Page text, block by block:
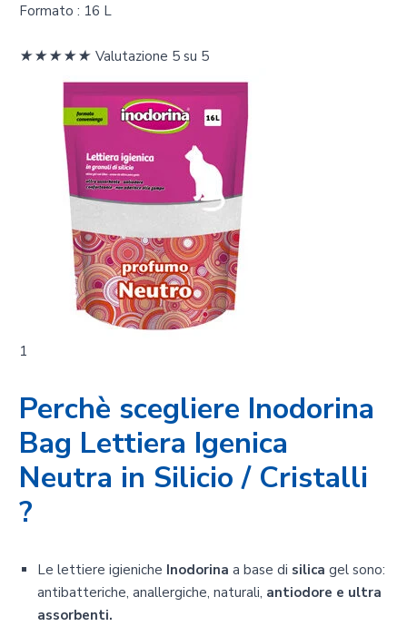
Formato : 16 L
★★★★★ Valutazione 5 su 5
1
Perchè scegliere Inodorina
Bag Lettiera Igenica
Neutra in Silicio / Cristalli
?
Le lettiere igieniche Inodorina a base di silica gel sono:
antibatteriche, anallergiche, naturali, antiodore e ultra
assorbenti.